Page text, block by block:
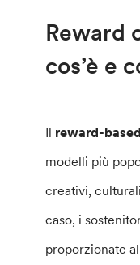
Reward
cos’è e
Il reward-
modelli più
creativi,
caso, i
proporzionate